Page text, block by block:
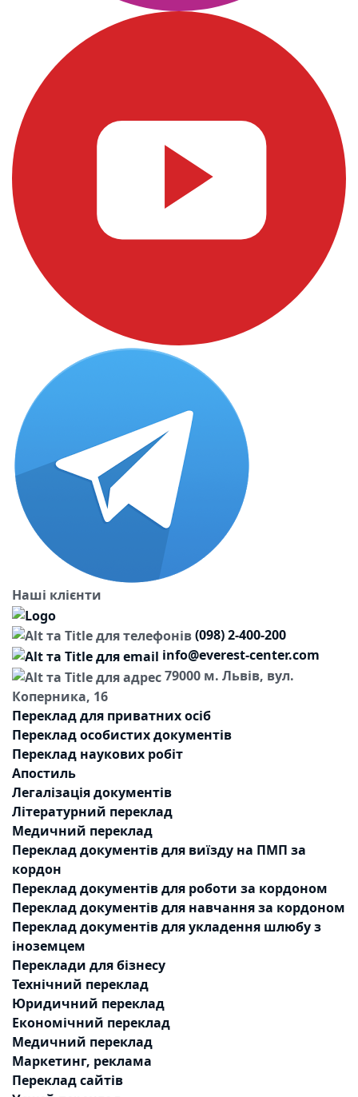
Наші клієнти
(098) 2-400-200
info@everest-center.com
79000 м. Львів, вул.
Коперника, 16
Переклад для приватних осіб
Переклад особистих документів
Переклад наукових робіт
Апостиль
Легалізація документів
Літературний переклад
Медичний переклад
Переклад документів для виїзду на ПМП за
кордон
Переклад документів для роботи за кордоном
Переклад документів для навчання за кордоном
Переклад документів для укладення шлюбу з
іноземцем
Переклади для бізнесу
Технічний переклад
Юридичний переклад
Економічний переклад
Медичний переклад
Маркетинг, реклама
Переклад сайтів